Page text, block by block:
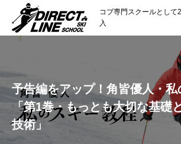
コブ専門スクールとして
入
参加までの流れ
レッスン料金
予告編をアップ！角皆優人・
「第1巻・もっとも大切な基礎
技術」